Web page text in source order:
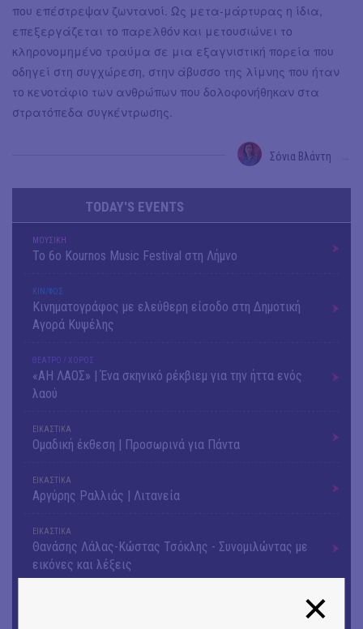
που επέστρεψαν ζωντανοί. Ως μετα-μάρτυρας η ίδια,
επεξεργάζεται το παρελθόν και μετουσιώνει το
κληρονομημένο τραύμα σε μια εξαγνιστική πορεία που
οδηγεί στη συγχώρεση, στην άβυσσο της λίμνης που ήταν
το κενοτάφιο των ανθρώπων που δολοφονήθηκαν στα
στρατόπεδα συγκέντρωσης.
Σόνια Βλάντη
TODAY'S EVENTS
ΜΟΥΣΙΚΗ
Το 6ο Kournos Music Festival στη Λήμνο
ΚΙΝ/ΦΟΣ
Κινηματογράφος με ελεύθερη είσοδο στη Δημοτική
Αγορά Κυψέλης
ΘΕΑΤΡΟ / ΧΟΡΟΣ
«ΑΗ ΛΑΟΣ» | Ένα σκηνικό ρέκβιεμ για την ήττα ενός
λαού
ΕΙΚΑΣΤΙΚΑ
Ομαδική έκθεση | Προσωρινά για Πάντα
ΕΙΚΑΣΤΙΚΑ
Αργύρης Ραλλιάς | Λιτανεία
ΕΙΚΑΣΤΙΚΑ
Θανάσης Λάλας-Κώστας Τσόκλης - Συνομιλώντας με
εικόνες και λέξεις